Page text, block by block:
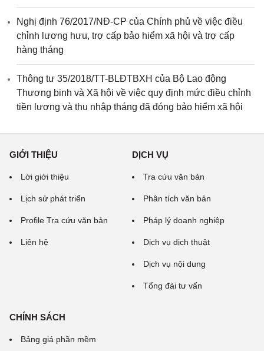
Nghị định 76/2017/NĐ-CP của Chính phủ về việc điều
chỉnh lương hưu, trợ cấp bảo hiểm xã hội và trợ cấp
hàng tháng
Thông tư 35/2018/TT-BLĐTBXH của Bộ Lao động
Thương binh và Xã hội về việc quy định mức điều chỉnh
tiền lương và thu nhập tháng đã đóng bảo hiểm xã hội
GIỚI THIỆU
Lời giới thiệu
Lịch sử phát triển
Profile Tra cứu văn bản
Liên hệ
DỊCH VỤ
Tra cứu văn bản
Phân tích văn bản
Pháp lý doanh nghiệp
Dịch vụ dịch thuật
Dịch vụ nội dung
Tổng đài tư vấn
CHÍNH SÁCH
Bảng giá phần mềm